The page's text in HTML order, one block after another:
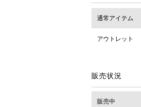
通常アイテム
アウトレット
販売状況
販売中